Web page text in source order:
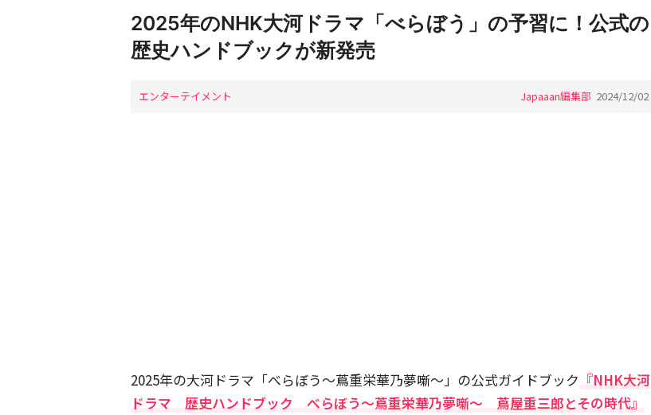
2025年のNHK大河ドラマ「べらぼう」の予習に！公式の
歴史ハンドブックが新発売
エンターテイメント Japaaan編集部 2024/12/02
2025年の大河ドラマ「べらぼう～蔦重栄華乃夢噺～」の公式ガイドブック 『NHK大河
ドラマ 歴史ハンドブック べらぼう～蔦重栄華乃夢噺～ 蔦屋重三郎とその時代』